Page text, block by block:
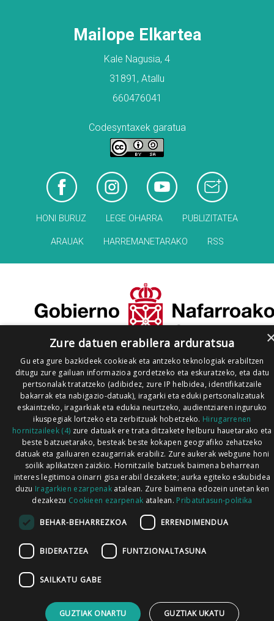
Mailope Elkartea
Kale Nagusia, 4
31891, Atallu
660476041
Codesyntaxek garatua
HONI BURUZ LEGE OHARRA PUBLIZITATEA
ARAUAK HARREMANETARAKO RSS
Zure datuen erabilera arduratsua
Gu eta gure bazkideek cookieak eta antzeko teknologiak erabiltzen
ditugu zure gailuan informazioa gordetzeko eta eskuratzeko, eta datu
pertsonalak tratatzeko (adibidez, zure IP helbidea, identifikatzaile
bakarrak eta nabigazio-datuak), iragarki eta eduki pertsonalizatuak
eskaintzeko, iragarkiak eta edukia neurtzeko, audientziaren inguruko
ikuspegiak lortzeko eta zerbitzuak hobetzeko. Hirugarrenen
hornitzaileek (4) zure datuak ere trata ditzakete helburu hauetarako eta
beste batzuetarako, besteak beste kokapen geografiko zehatzeko
datuak eta gailuaren ezaugarriak erabiliz. Zure aukerak webgune honi
soilik aplikatzen zaizkio. Hornitzaile batzuek baimena beharrean
interes legitimoa oinarri gisa erabil dezakete; aurka egiteko eskubidea
duzu Iragarkien ezarpenak atalean. Zure baimena edozein unetan ken
dezakezu Cookieen ezarpenak atalean. Pribatutasun-politika
BEHAR-BEHARREZKOA ERRENDIMENDUA
BIDERATZEA FUNTZIONALTASUNA
SAILKATU GABE
GUZTIAK ONARTU GUZTIAK UKATU